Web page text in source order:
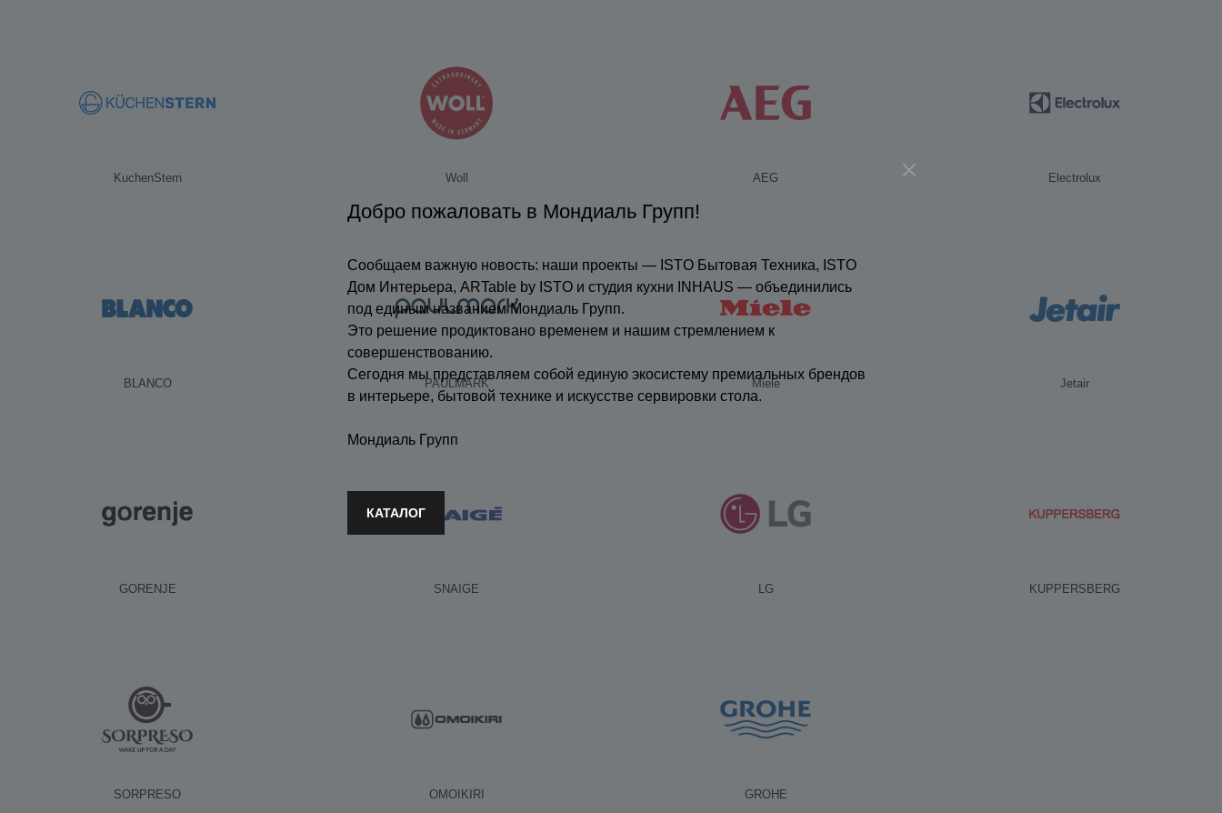
KuchenStern Woll AEG Electrolux
BLANCO PAULMARK Miele Jetair
GORENJE SNAIGE LG KUPPERSBERG
SORPRESO OMOIKIRI GROHE
Добро пожаловать в Мондиаль Групп!
Сообщаем важную новость: наши проекты — ISTO Бытовая Техника, ISTO
Дом Интерьера, ARTable by ISTO и студия кухни INHAUS — объединились
под единым названием Мондиаль Групп.
Это решение продиктовано временем и нашим стремлением к
совершенствованию.
Сегодня мы представляем собой единую экосистему премиальных брендов
в интерьере, бытовой технике и искусстве сервировки стола.
Мондиаль Групп
КАТАЛОГ